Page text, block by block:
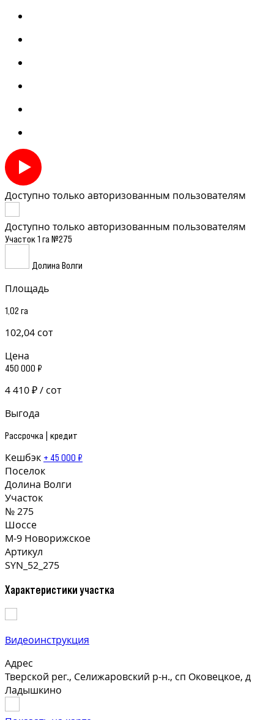
Доступно только авторизованным пользователям
Доступно только авторизованным пользователям
Участок 1 га №275
Долина Волги
Площадь
1,02 га
102,04 сот
Цена
450 000 ₽
4 410 ₽ / сот
Выгода
Рассрочка | кредит
Кешбэк + 45 000 ₽
Поселок
Долина Волги
Участок
№ 275
Шоссе
М-9 Новорижское
Артикул
SYN_52_275
Характеристики участка
Видеоинструкция
Адрес
Тверской рег., Селижаровский р-н., сп Оковецкое, д
Ладышкино